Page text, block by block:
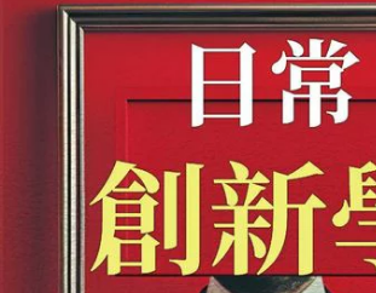
美食蛋糕 養生保健
居家生活
女裝 男裝 化妝保養